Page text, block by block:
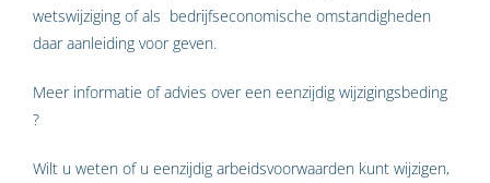
wetswijziging of als bedrijfseconomische omstandigheden
daar aanleiding voor geven.
Meer informatie of advies over een eenzijdig wijzigingsbeding
?
Wilt u weten of u eenzijdig arbeidsvoorwaarden kunt wijzigen,